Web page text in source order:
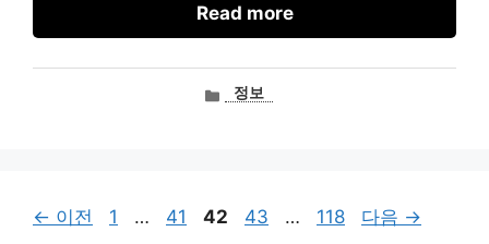
Read more
카정보
← 이전
페
1 …
페
41
페
42
페
43 …
페
118 다음 →